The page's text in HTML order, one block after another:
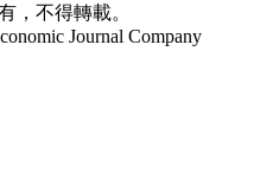
，不得轉載。
Journal Company